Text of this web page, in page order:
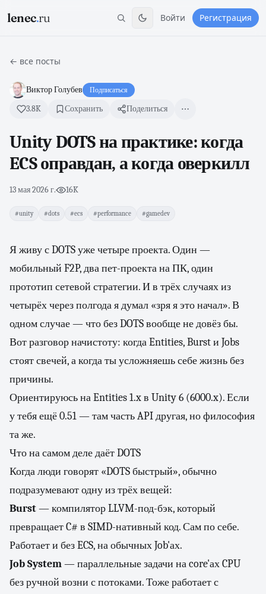
lenec.ru Войти Регистрация
← все посты
Виктор Голубев Подписаться
3.8K Сохранить Поделиться
Unity DOTS на практике: когда
ECS оправдан, а когда оверкилл
13 мая 2026 г.· 16K
#unity #dots #ecs #performance #gamedev
Я живу с DOTS уже четыре проекта. Один —
мобильный F2P, два пет-проекта на ПК, один
прототип сетевой стратегии. И в трёх случаях из
четырёх через полгода я думал «зря я это начал». В
одном случае — что без DOTS вообще не довёз бы.
Вот разговор начистоту: когда Entities, Burst и Jobs
стоят свечей, а когда ты усложняешь себе жизнь без
причины.
Ориентируюсь на Entities 1.x в Unity 6 (6000.x). Если
у тебя ещё 0.51 — там часть API другая, но философия
та же.
Что на самом деле даёт DOTS
Когда люди говорят «DOTS быстрый», обычно
подразумевают одну из трёх вещей:
Burst— компилятор LLVM-под-бэк, который
превращает C# в SIMD-нативный код. Сам по себе.
Работает и без ECS, на обычных Job'ах.
Job System— параллельные задачи на core'ах CPU
без ручной возни с потоками. Тоже работает с